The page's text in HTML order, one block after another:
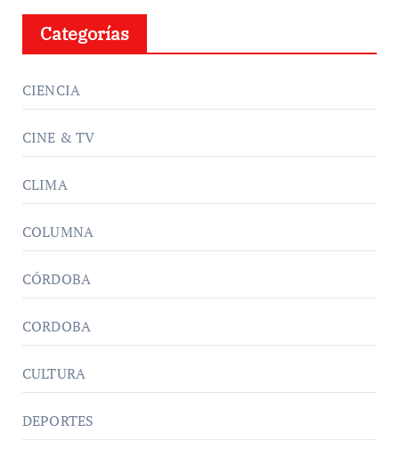
Categorías
CIENCIA
CINE & TV
CLIMA
COLUMNA
CÓRDOBA
CORDOBA
CULTURA
DEPORTES